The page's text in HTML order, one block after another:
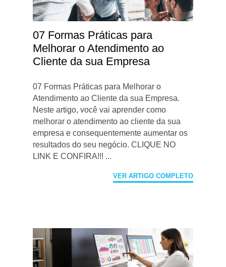
07 Formas Práticas para
Melhorar o Atendimento ao
Cliente da sua Empresa
07 Formas Práticas para Melhorar o
Atendimento ao Cliente da sua Empresa.
Neste artigo, você vai aprender como
melhorar o atendimento ao cliente da sua
empresa e consequentemente aumentar os
resultados do seu negócio. CLIQUE NO
LINK E CONFIRA!!! ...
VER ARTIGO COMPLETO